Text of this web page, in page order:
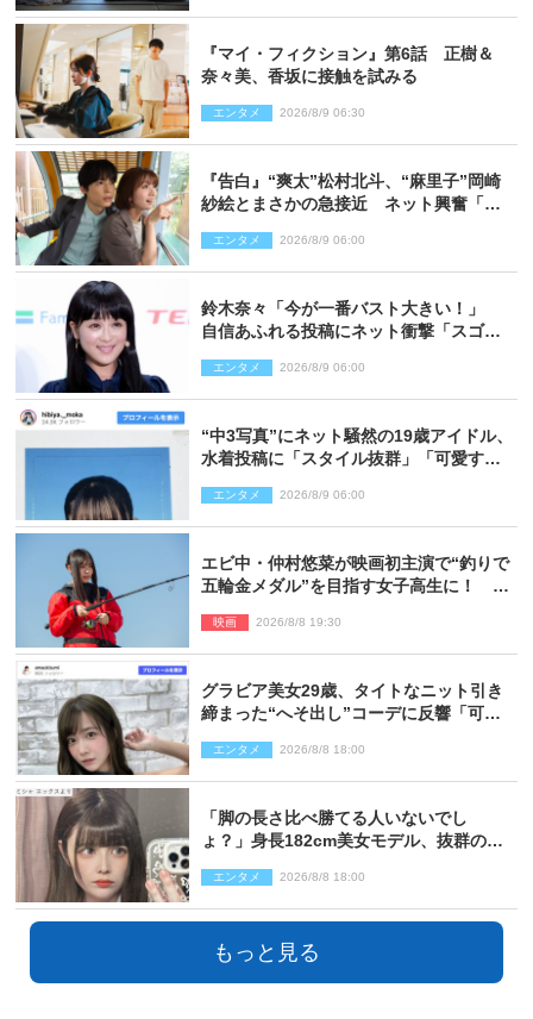
『マイ・フィクション』第6話 正樹＆
奈々美、香坂に接触を試みる
エンタメ 2026/8/9 06:30
『告白』“爽太”松村北斗、“麻里子”岡崎
紗絵とまさかの急接近 ネット興奮「そ
り）
エンタメ 2026/8/9 06:00
鈴木奈々「今が一番バスト大きい！」
自信あふれる投稿にネット衝撃「スゴ
エンタメ 2026/8/9 06:00
“中3写真”にネット騒然の19歳アイドル、
水着投稿に「スタイル抜群」「可愛すぎ
エンタメ 2026/8/9 06:00
エビ中・仲村悠菜が映画初主演で“釣りで
五輪金メダル”を目指す女子高生に！ 映
映画 2026/8/8 19:30
グラビア美女29歳、タイトなニット引き
締まった“へそ出し”コーデに反響「可愛
エンタメ 2026/8/8 18:00
「脚の長さ比べ勝てる人いないでし
ょ？」身長182cm美女モデル、抜群のプ
エンタメ 2026/8/8 18:00
もっと見る